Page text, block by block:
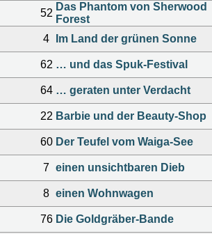
52
Das Phantom von Sherwood
Forest
4 Im Land der grünen Sonne
62 … und das Spuk-Festival
64 … geraten unter Verdacht
22 Barbie und der Beauty-Shop
60 Der Teufel vom Waiga-See
7 einen unsichtbaren Dieb
8 einen Wohnwagen
76 Die Goldgräber-Bande